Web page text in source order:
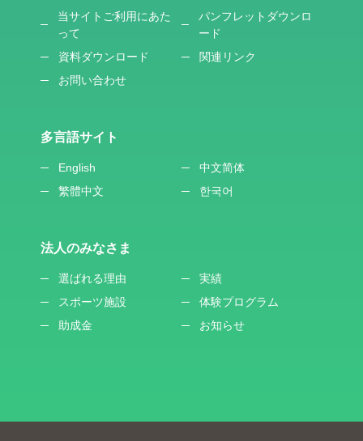
当サイトご利用にあた
って
パンフレットダウンロ
ード
資料ダウンロード
関連リンク
お問い合わせ
多言語サイト
English
中文简体
繁體中文
한국어
法人のみなさま
選ばれる理由
実績
スポーツ施設
体験プログラム
助成金
お知らせ